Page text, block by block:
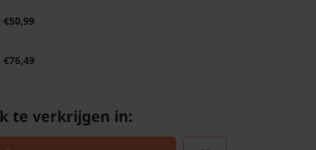
€50,99
€76,49
te verkrijgen in: